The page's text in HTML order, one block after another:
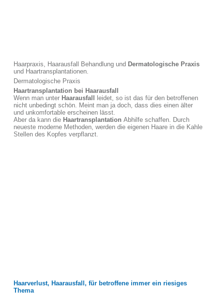
Haarpraxis, Haarausfall Behandlung und Dermatologische Praxis
und Haartransplantationen.
Dermatologische Praxis
Haartransplantation bei Haarausfall
Wenn man unter Haarausfall
leidet, so ist das für den betroffenen
nicht unbedingt schön. Meint man ja doch, dass dies einen älter
und unkomfortable erscheinen lässt.
Aber da kann die Haartransplantation Abhilfe schaffen. Durch
neueste moderne Methoden, werden die eigenen Haare in die Kahle
Stellen des Kopfes verpflanzt.
Haarverlust, Haarausfall, für betroffene immer ein riesiges
Thema